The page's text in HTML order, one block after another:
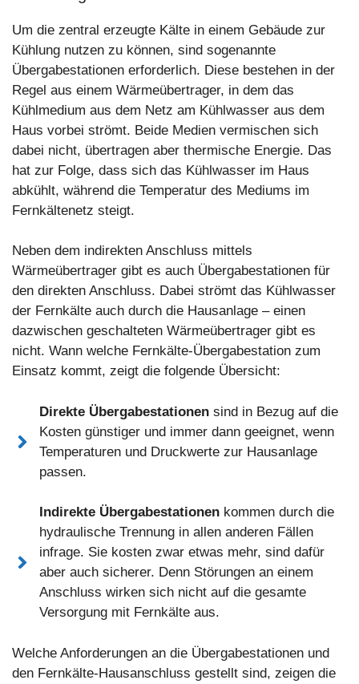
Um die zentral erzeugte Kälte in einem Gebäude zur
Kühlung nutzen zu können, sind sogenannte
Übergabestationen erforderlich. Diese bestehen in der
Regel aus einem Wärmeübertrager, in dem das
Kühlmedium aus dem Netz am Kühlwasser aus dem
Haus vorbei strömt. Beide Medien vermischen sich
dabei nicht, übertragen aber thermische Energie. Das
hat zur Folge, dass sich das Kühlwasser im Haus
abkühlt, während die Temperatur des Mediums im
Fernkältenetz steigt.
Neben dem indirekten Anschluss mittels
Wärmeübertrager gibt es auch Übergabestationen für
den direkten Anschluss. Dabei strömt das Kühlwasser
der Fernkälte auch durch die Hausanlage – einen
dazwischen geschalteten Wärmeübertrager gibt es
nicht. Wann welche Fernkälte-Übergabestation zum
Einsatz kommt, zeigt die folgende Übersicht:
Direkte Übergabestationen sind in Bezug auf die
Kosten günstiger und immer dann geeignet, wenn
Temperaturen und Druckwerte zur Hausanlage
passen.
Indirekte Übergabestationen kommen durch die
hydraulische Trennung in allen anderen Fällen
infrage. Sie kosten zwar etwas mehr, sind dafür
aber auch sicherer. Denn Störungen an einem
Anschluss wirken sich nicht auf die gesamte
Versorgung mit Fernkälte aus.
Welche Anforderungen an die Übergabestationen und
den Fernkälte-Hausanschluss gestellt sind, zeigen die